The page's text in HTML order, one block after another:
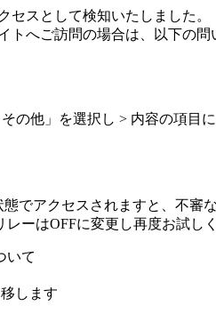
セスとして検知いたしました。
トへご訪問の場合は、以下の
の他」を選択し > 内容の項目
でアクセスされますと、不審
ーはOFFに変更し再度お試しく
いて
します